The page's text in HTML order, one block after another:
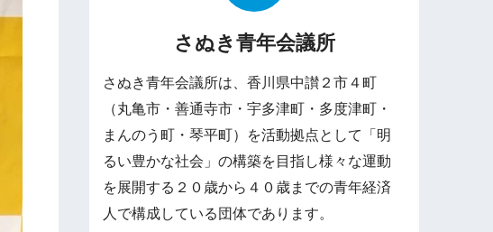
さぬき青年会議所
さぬき青年会議所は、香川県中讃２市４町
（丸亀市・善通寺市・宇多津町・多度津町・
まんのう町・琴平町）を活動拠点として「明
るい豊かな社会」の構築を目指し様々な運動
を展開する２０歳から４０歳までの青年経済
人で構成している団体であります。